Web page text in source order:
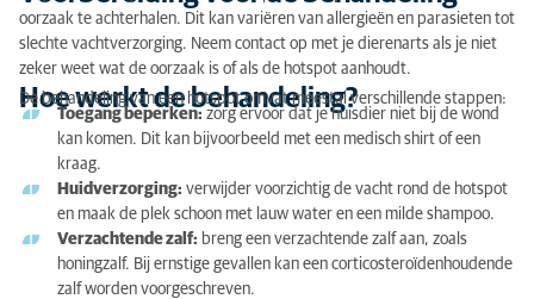
Nazorg
Voor- en nadelen van behandelingen
Kosten
Neem contact op bij vragen
oorzaak te achterhalen. Dit kan variëren van allergieën en parasieten tot
slechte vachtverzorging. Neem contact op met je dierenarts als je niet
zeker weet wat de oorzaak is of als de hotspot aanhoudt.
Hoe werkt de behandeling?
De behandeling van een hotspot omvat meestal verschillende stappen:
Toegang beperken: zorg ervoor dat je huisdier niet bij de wond
kan komen. Dit kan bijvoorbeeld met een medisch shirt of een
kraag.
Huidverzorging: verwijder voorzichtig de vacht rond de hotspot
en maak de plek schoon met lauw water en een milde shampoo.
Verzachtende zalf: breng een verzachtende zalf aan, zoals
honingzalf. Bij ernstige gevallen kan een corticosteroïdenhoudende
zalf worden voorgeschreven.